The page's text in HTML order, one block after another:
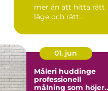
mer än att hitta rätt
läge och rätt
i Umeå...
01. jun
Måleri huddinge
professionell
målning som höjer